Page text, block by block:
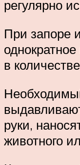
регулярно
При запоре
в
руки,
животного